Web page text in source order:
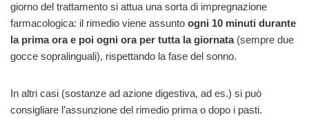
giorno del trattamento si attua una sorta di impregnazione
farmacologica: il rimedio viene assunto ogni 10 minuti durante
la prima ora e poi ogni ora per tutta la giornata(sempre due
gocce sopralinguali), rispettando la fase del sonno.
In altri casi (sostanze ad azione digestiva, ad es.) si può
consigliare l’assunzione del rimedio prima o dopo i pasti.